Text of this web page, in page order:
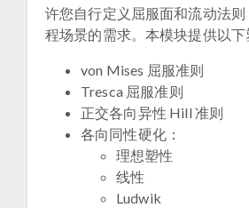
许您自行定义屈服面和流动法
程场景的需求。本模块提供以下
von Mises 屈服准则
Tresca 屈服准则
正交各向异性 Hill 准则
各向同性硬化：
理想塑性
线性
Ludwik